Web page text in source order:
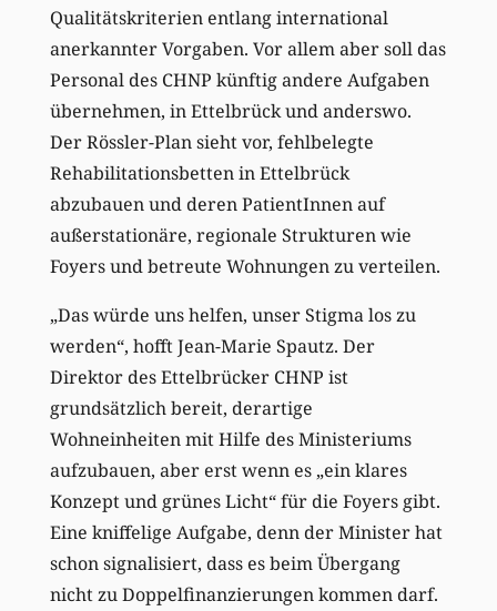
Qualitätskriterien entlang international
anerkannter Vorgaben. Vor allem aber soll das
Personal des CHNP künftig andere Aufgaben
übernehmen, in Ettelbrück und anderswo.
Der Rössler-Plan sieht vor, fehlbelegte
Rehabilitationsbetten in Ettelbrück
abzubauen und deren PatientInnen auf
außerstationäre, regionale Strukturen wie
Foyers und betreute Wohnungen zu verteilen.
„Das würde uns helfen, unser Stigma los zu
werden“, hofft Jean-Marie Spautz. Der
Direktor des Ettelbrücker CHNP ist
grundsätzlich bereit, derartige
Wohneinheiten mit Hilfe des Ministeriums
aufzubauen, aber erst wenn es „ein klares
Konzept und grünes Licht“ für die Foyers gibt.
Eine kniffelige Aufgabe, denn der Minister hat
schon signalisiert, dass es beim Übergang
nicht zu Doppelfinanzierungen kommen darf.